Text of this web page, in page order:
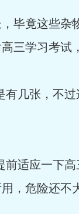
竟这些杂
三学习考试
几张，不过
适应一下高
，危险还不